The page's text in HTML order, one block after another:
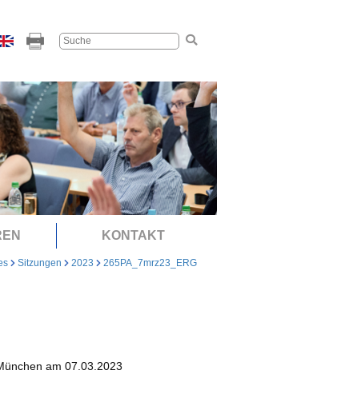
KONTAKT
Sitzungen 2023 265PA_7mrz23_ERG
am 07.03.2023